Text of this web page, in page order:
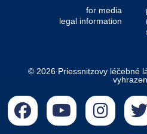
for media
legal information
© 2026 Priessnitzovy léčebné